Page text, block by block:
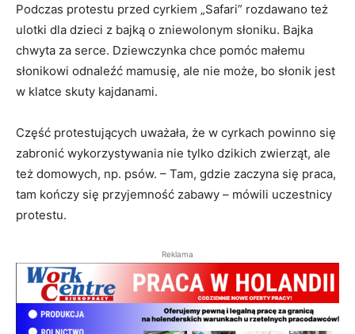
Podczas protestu przed cyrkiem „Safari” rozdawano też
ulotki dla dzieci z bajką o zniewolonym słoniku. Bajka
chwyta za serce. Dziewczynka chce pomóc małemu
słonikowi odnaleźć mamusię, ale nie może, bo słonik jest
w klatce skuty kajdanami.
Część protestujących uważała, że w cyrkach powinno się
zabronić wykorzystywania nie tylko dzikich zwierząt, ale
też domowych, np. psów. – Tam, gdzie zaczyna się praca,
tam kończy się przyjemność zabawy – mówili uczestnicy
protestu.
Reklama